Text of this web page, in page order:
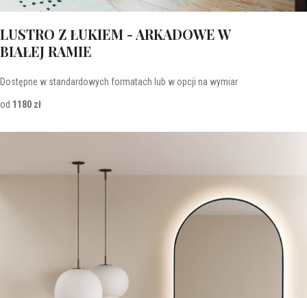
LUSTRO Z ŁUKIEM - ARKADOWE W
BIAŁEJ RAMIE
Dostępne w standardowych formatach lub w opcji na wymiar
od 1180 zł